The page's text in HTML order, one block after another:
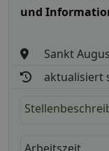
und
Sankt
aktualisiert
Arbeitszeit